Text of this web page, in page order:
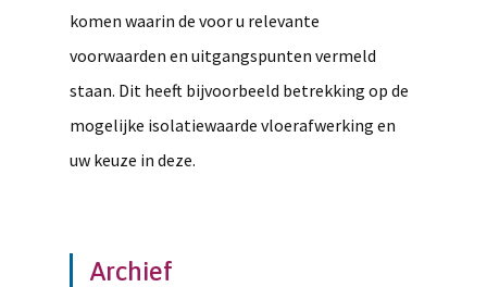
Archief
komen waarin de voor u relevante
voorwaarden en uitgangspunten vermeld
staan. Dit heeft bijvoorbeeld betrekking op de
mogelijke isolatiewaarde vloerafwerking en
uw keuze in deze.